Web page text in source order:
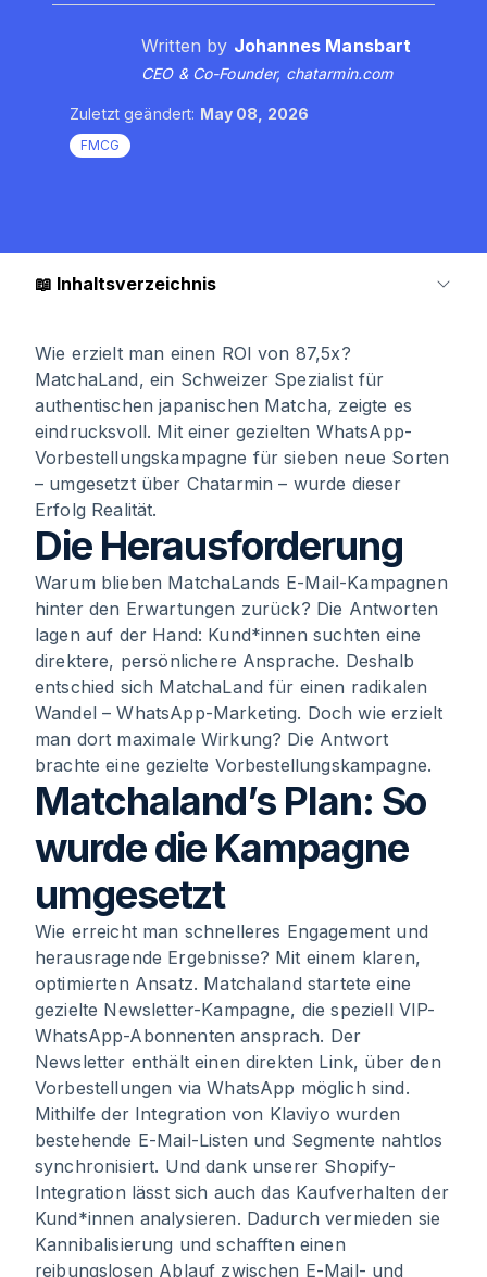
Written by Johannes Mansbart
CEO & Co-Founder, chatarmin.com
Zuletzt geändert: May 08, 2026
FMCG
📖 Inhaltsverzeichnis
1. Die Herausforderung
2.Matchaland’s Plan: So wurde die Kampagne
umgesetzt
3.Überwältigende Ergebnisse – Eine
Kampagne, die Maßstäbe setzt
Wie erzielt man einen ROI von 87,5x?
MatchaLand, ein Schweizer Spezialist für
authentischen japanischen Matcha, zeigte es
eindrucksvoll. Mit einer gezielten WhatsApp-
Vorbestellungskampagne für sieben neue Sorten
– umgesetzt über Chatarmin – wurde dieser
Erfolg Realität.
Die Herausforderung
Warum blieben MatchaLands E-Mail-Kampagnen
hinter den Erwartungen zurück? Die Antworten
lagen auf der Hand: Kund*innen suchten eine
direktere, persönlichere Ansprache. Deshalb
entschied sich MatchaLand für einen radikalen
Wandel – WhatsApp-Marketing. Doch wie erzielt
man dort maximale Wirkung? Die Antwort
brachte eine gezielte Vorbestellungskampagne.
Matchaland’s Plan: So
wurde die Kampagne
umgesetzt
Wie erreicht man schnelleres Engagement und
herausragende Ergebnisse? Mit einem klaren,
optimierten Ansatz. Matchaland startete eine
gezielte Newsletter-Kampagne, die speziell VIP-
WhatsApp-Abonnenten ansprach. Der
Newsletter enthält einen direkten Link, über den
Vorbestellungen via WhatsApp möglich sind.
Mithilfe der Integration von Klaviyo wurden
bestehende E-Mail-Listen und Segmente nahtlos
synchronisiert. Und dank unserer Shopify-
Integration lässt sich auch das Kaufverhalten der
Kund*innen analysieren. Dadurch vermieden sie
Kannibalisierung und schafften einen
reibungslosen Ablauf zwischen E-Mail- und